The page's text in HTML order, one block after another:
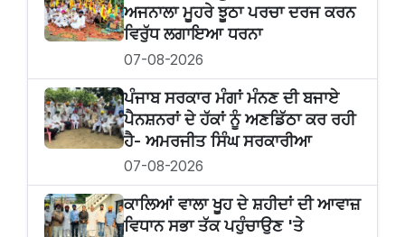
ਅਜਨਾਲਾ ਮੂਹਰੇ ਝੂਠਾ ਪਰਚਾ ਦਰਜ ਕਰਨ
ਵਿਰੁੱਧ ਲਗਾਇਆ ਧਰਨਾ
07-08-2026
ਪੰਜਾਬ ਸਰਕਾਰ ਮੰਗਾਂ ਮੰਨਣ ਦੀ ਬਜਾਏ
ਪੈਨਸ਼ਨਰਾਂ ਦੇ ਹੱਕਾਂ ਨੂੰ ਅਣਡਿੱਠਾ ਕਰ ਰਹੀ
ਹੈ- ਅਮਰਜੀਤ ਸਿੰਘ ਸਰਕਾਰੀਆ
07-08-2026
ਕਾਲਿਆਂ ਵਾਲਾ ਖੂਹ ਦੇ ਸ਼ਹੀਦਾਂ ਦੀ ਆਵਾਜ਼
ਵਿਧਾਨ ਸਭਾ ਤੱਕ ਪਹੁੰਚਾਉਣ 'ਤੇ